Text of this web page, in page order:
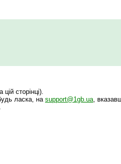
сторінці).
ласка, на support@1gb.ua,